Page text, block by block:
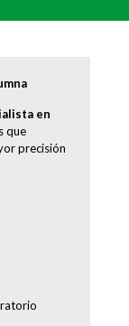
en
que
precisión